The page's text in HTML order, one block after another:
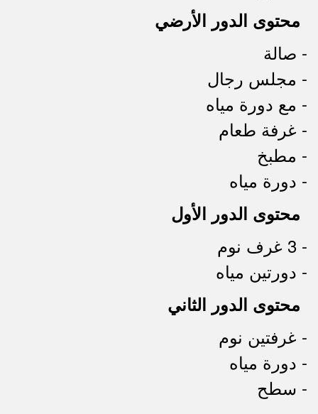
محتوى الدور الأرضي
- صالة
- مجلس رجال
- مع دورة مياه
- غرفة طعام
- مطبخ
- دورة مياه
محتوى الدور الأول
- 3 غرف نوم
- دورتين مياه
محتوى الدور الثاني
- غرفتين نوم
- دورة مياه
- سطح